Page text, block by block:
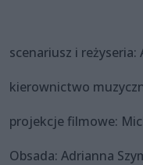
scenariusz i
kierownictwo
projekcje filmowe:
Obsada: Adrianna